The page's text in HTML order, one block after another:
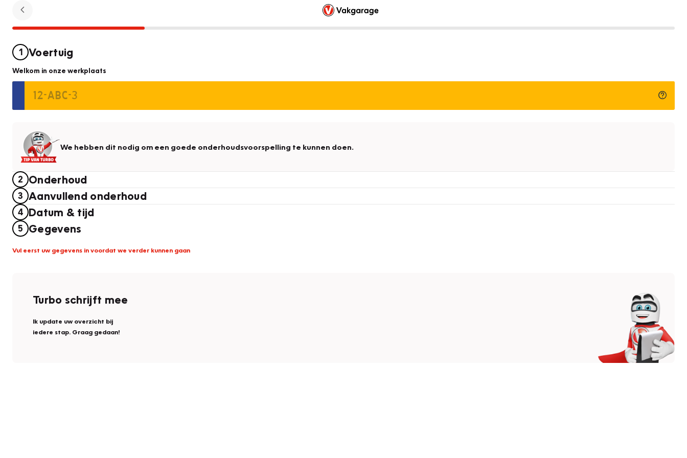
1 Voertuig
Welkom in onze werkplaats
We hebben dit nodig om een goede onderhoudsvoorspelling te kunnen doen.
2 Onderhoud
3 Aanvullend onderhoud
4 Datum & tijd
5 Gegevens
Vul eerst uw gegevens in voordat we verder kunnen gaan
Turbo schrijft mee
Ik update uw overzicht bij
iedere stap. Graag gedaan!